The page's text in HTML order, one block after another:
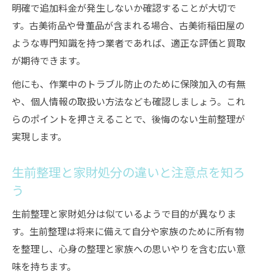
想い出を大切に残す生前整理の工夫を紹介
安心して任せられる生前整理の理由を解説
古美術稲田屋を通じた細やかな生前整理サポー
トの魅力
古美術稲田屋の生前整理サポートの特徴と
は
不用品買取に強い古美術稲田屋の安心サー
ビス
介
例
生前整理における古美術稲田屋の信頼ポイ
ント
遺品整理との違いや家族の負担軽減ポイントも
明確で追加料金が発生しないか確認することが大切で
す。古美術品や骨董品が含まれる場合、古美術稲田屋の
ような専門知識を持つ業者であれば、適正な評価と買取
が期待できます。
他にも、作業中のトラブル防止のために保険加入の有無
や、個人情報の取扱い方法なども確認しましょう。これ
らのポイントを押さえることで、後悔のない生前整理が
実現します。
生前整理と家財処分の違いと注意点を知ろ
う
生前整理と家財処分は似ているようで目的が異なりま
す。生前整理は将来に備えて自分や家族のために所有物
を整理し、心身の整理と家族への思いやりを含む広い意
味を持ちます。